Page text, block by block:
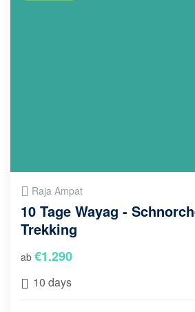
Raja Ampat
10 Tage Wayag -
Trekking
ab €1.290
10 days